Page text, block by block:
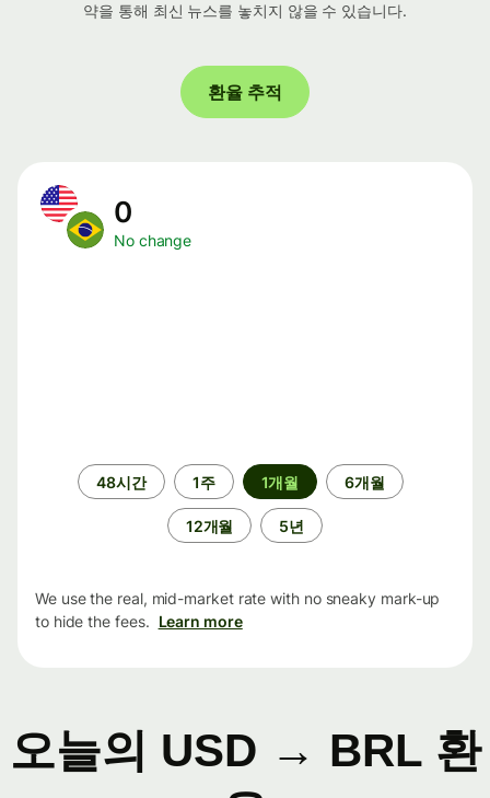
약을 통해 최신 뉴스를 놓치지 않을 수 있습니다.
환율 추적
0
No change
48시간 1주 1개월 6개월
12개월 5년
We use the real, mid-market rate with no sneaky mark-up
to hide the fees. Learn more
오늘의 USD → BRL 환